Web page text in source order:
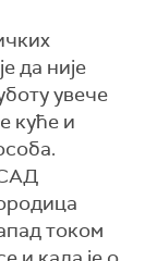
да није
увече
куће и
током